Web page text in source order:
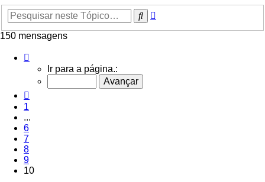
Pesquisar
150 mensagens
10
10
Ir para a página.:
1
...
6
7
8
9
10